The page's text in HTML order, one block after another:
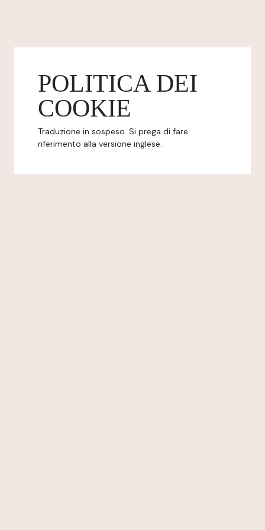
POLITICA DEI
COOKIE
Traduzione in sospeso. Si prega di fare
riferimento alla versione inglese.